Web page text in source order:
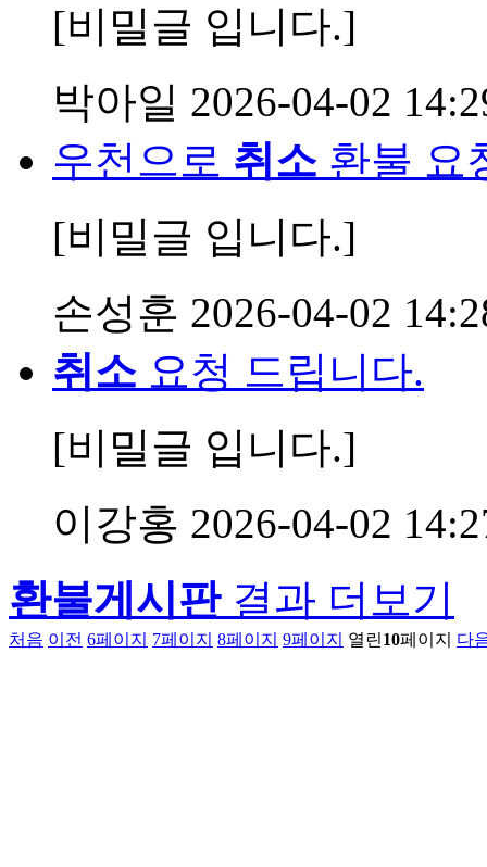
[비밀글 입니다.]
박아일 2026-04-02
우천으로 취소 환불 요
[비밀글 입니다.]
손성훈 2026-04-02
취소 요청 드립니다.
[비밀글 입니다.]
이강홍 2026-04-02
환불게시판결과 더보기
처음 이전 6페이지 7페이지 8페이지 9페이지 열린10페이지 다